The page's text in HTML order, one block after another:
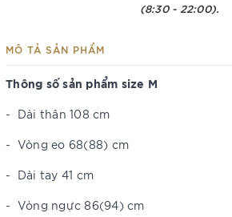
(8:30 - 22:00).
MÔ TẢ SẢN PHẨM
Thông số sản phẩm size M
- Dài thân 108 cm
- Vòng eo 68(88) cm
- Dài tay 41 cm
- Vòng ngực 86(94) cm